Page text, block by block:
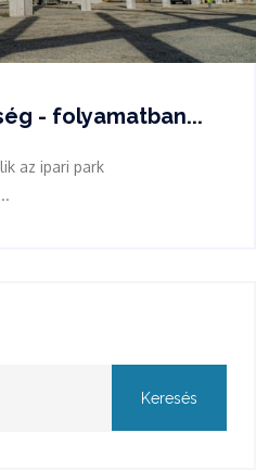
- folyamatban...
az ipari park